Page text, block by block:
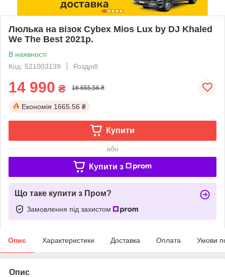
Люлька на візок Cybex Mios Lux by DJ Khaled
We The Best 2021р.
В наявності
Код: 521003139
Роздріб
14 990 ₴ 16 655,56 ₴
Економія 1665.56 ₴
Купити
або
Купити з
Що таке купити з Пром?
Замовлення під захистом
Опис Характеристики Доставка Оплата Умови
Опис